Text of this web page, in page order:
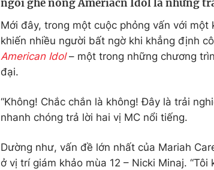
ngồi ghế nóng Ameriacn Idol là những
Mới đây, trong một cuộc phỏng vấn với một
khiến nhiều người bất ngờ khi khẳng định
American Idol – một trong những chương
đại.
“Không! Chắc chắn là không! Đây là trải
nhanh chóng trả lời hai vị MC nổi tiếng.
Dường như, vấn đề lớn nhất của Mariah
ở vị trí giám khảo mùa 12 – Nicki Minaj.